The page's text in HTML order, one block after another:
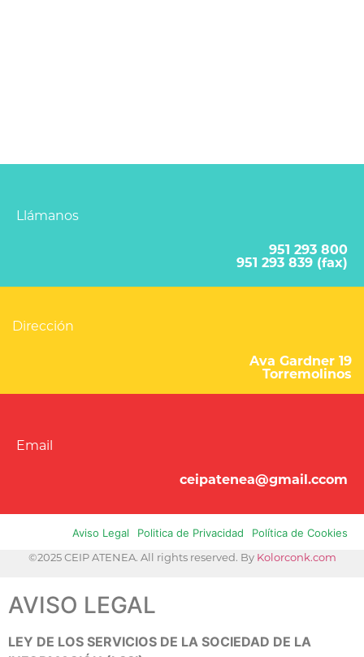
Llámanos
951 293 800
951 293 839 (fax)
Dirección
Ava Gardner 19
Torremolinos
Email
ceipatenea@gmail.ccom
Aviso Legal Politica de Privacidad
Política de Cookies
©2025 CEIP ATENEA. All rights reserved. By Kolorconk.com
AVISO LEGAL
LEY DE LOS SERVICIOS DE LA SOCIEDAD DE LA